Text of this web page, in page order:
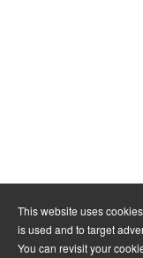
This website uses
is used and to target
You can revisit your